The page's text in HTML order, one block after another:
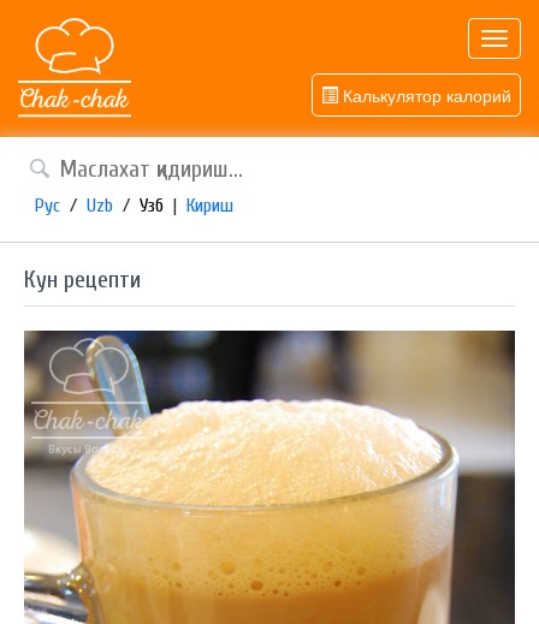
Калькулятор калорий
Рус / Uzb / Узб | Кириш
Кун рецепти